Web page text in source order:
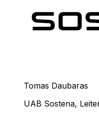
Tomas Daubaras
UAB Sostena,